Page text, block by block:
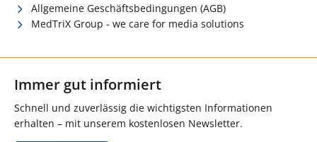
Allgemeine Geschäftsbedingungen (AGB)
MedTriX Group - we care for media solutions
Immer gut informiert
Schnell und zuverlässig die wichtigsten Informationen
erhalten – mit unserem kostenlosen Newsletter.